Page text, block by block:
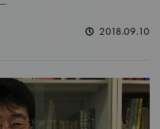
2018.09.10